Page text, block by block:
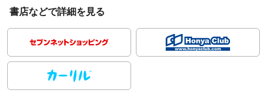
書店などで詳細を見る